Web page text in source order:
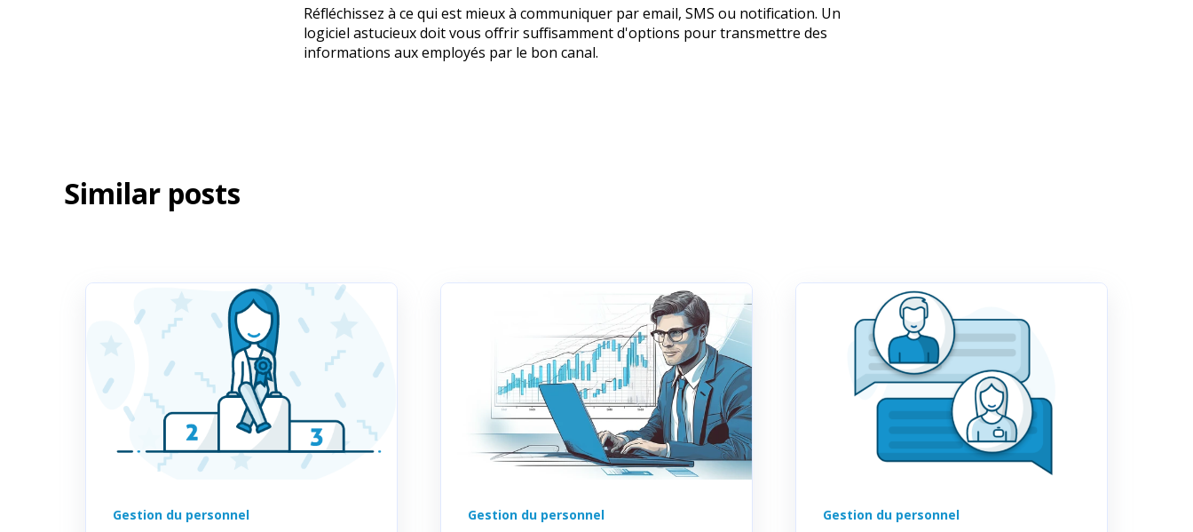
Réfléchissez à ce qui est mieux à communiquer par email, SMS ou notification. Un
logiciel astucieux doit vous offrir suffisamment d'options pour transmettre des
informations aux employés par le bon canal.
Similar posts
Gestion du personnel Gestion du personnel Gestion du personnel